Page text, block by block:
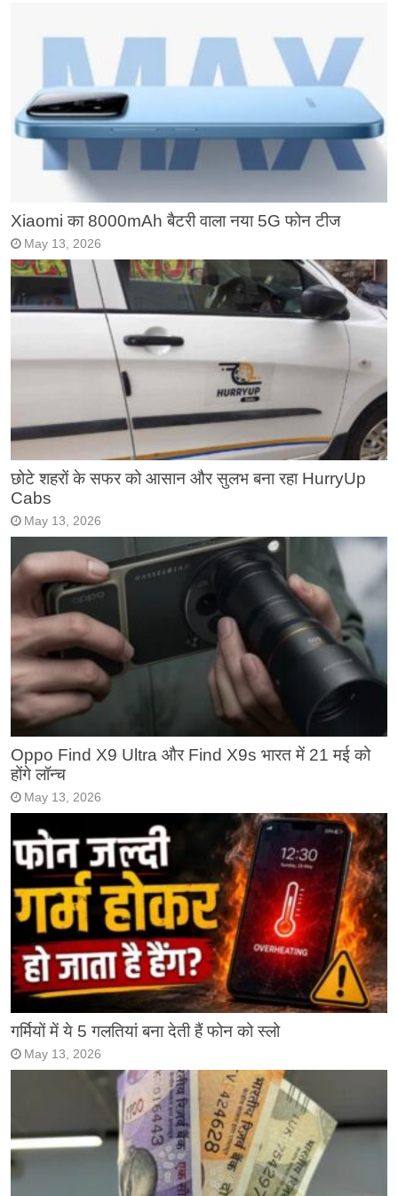
Xiaomi का 8000mAh बैटरी वाला नया 5G फोन टीज
May 13, 2026
छोटे शहरों के सफर को आसान और सुलभ बना रहा HurryUp
Cabs
May 13, 2026
Oppo Find X9 Ultra और Find X9s भारत में 21 मई को
होंगे लॉन्च
May 13, 2026
गर्मियों में ये 5 गलतियां बना देती हैं फोन को स्लो
May 13, 2026